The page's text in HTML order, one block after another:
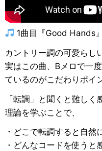
1曲目『Good Hands』
カントリー調の可愛らし
実はこの曲、Bメロで一
ているのがこだわりポイ
「転調」と聞くと難し
理論を学ぶことで、
・どこで転調すると自然
・どんなコードを使うと